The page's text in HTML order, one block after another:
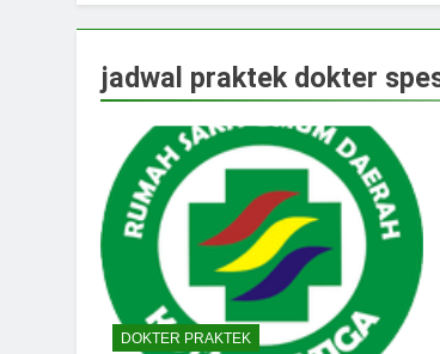
Jadwal
jadwal praktek dokter
DOKTER PRAKTEK